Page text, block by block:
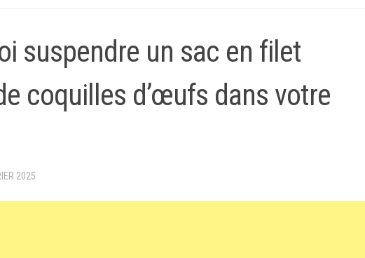
suspendre un sac en filet
coquilles d’œufs dans votre
2025